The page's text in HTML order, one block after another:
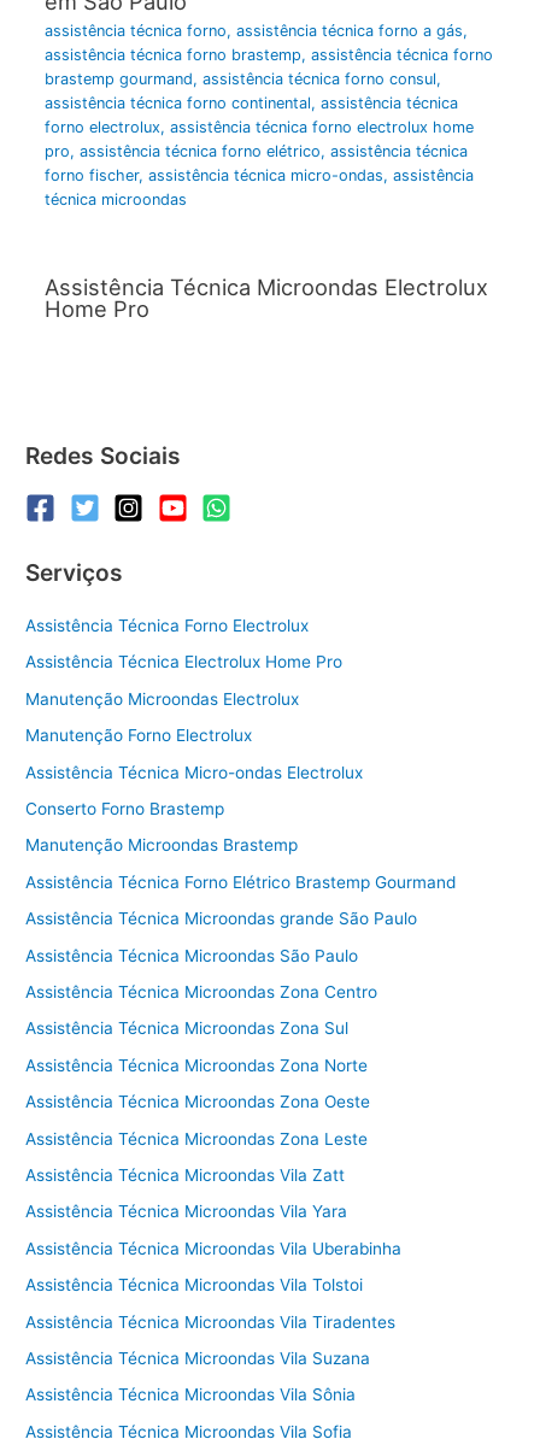
assistência técnica forno, assistência técnica forno a gás,
assistência técnica forno brastemp, assistência técnica forno
brastemp gourmand, assistência técnica forno consul,
assistência técnica forno continental, assistência técnica
forno electrolux, assistência técnica forno electrolux home
pro, assistência técnica forno elétrico, assistência técnica
forno fischer, assistência técnica micro-ondas, assistência
técnica microondas
Assistência Técnica Microondas Electrolux
Home Pro
Redes Sociais
Serviços
Assistência Técnica Forno Electrolux
Assistência Técnica Electrolux Home Pro
Manutenção Microondas Electrolux
Manutenção Forno Electrolux
Assistência Técnica Micro-ondas Electrolux
Conserto Forno Brastemp
Manutenção Microondas Brastemp
Assistência Técnica Forno Elétrico Brastemp Gourmand
Assistência Técnica Microondas grande São Paulo
Assistência Técnica Microondas São Paulo
Assistência Técnica Microondas Zona Centro
Assistência Técnica Microondas Zona Sul
Assistência Técnica Microondas Zona Norte
Assistência Técnica Microondas Zona Oeste
Assistência Técnica Microondas Zona Leste
Assistência Técnica Microondas Vila Zatt
Assistência Técnica Microondas Vila Yara
Assistência Técnica Microondas Vila Uberabinha
Assistência Técnica Microondas Vila Tolstoi
Assistência Técnica Microondas Vila Tiradentes
Assistência Técnica Microondas Vila Suzana
Assistência Técnica Microondas Vila Sônia
Assistência Técnica Microondas Vila Sofia